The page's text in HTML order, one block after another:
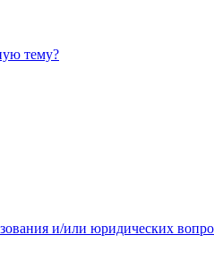
тему?
и/или юридических